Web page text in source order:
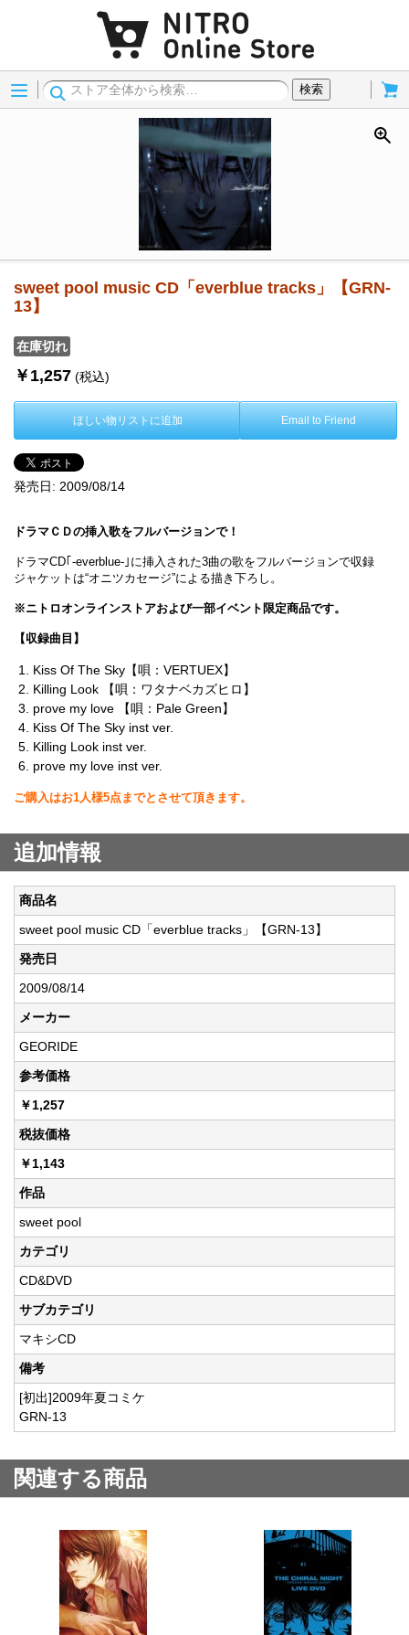
Menu
検索
sweet pool music CD「everblue tracks」【GRN-
13】
在庫切れ
￥1,257 (税込)
ほしい物リストに追加 Email to Friend
発売日: 2009/08/14
ドラマＣＤの挿入歌をフルバージョンで！
ドラマCD｢-everblue-｣に挿入された3曲の歌をフルバージョンで収録
ジャケットは“オニツカセージ”による描き下ろし。
※ニトロオンラインストアおよび一部イベント限定商品です。
【収録曲目】
Kiss Of The Sky【唄：VERTUEX】
Killing Look 【唄：ワタナベカズヒロ】
prove my love 【唄：Pale Green】
Kiss Of The Sky inst ver.
Killing Look inst ver.
prove my love inst ver.
ご購入はお1人様5点までとさせて頂きます。
追加情報
商品名
sweet pool music CD「everblue tracks」【GRN-13】
発売日
2009/08/14
メーカー
GEORIDE
参考価格
￥1,257
税抜価格
￥1,143
作品
sweet pool
カテゴリ
CD&DVD
サブカテゴリ
マキシCD
備考
[初出]2009年夏コミケ
GRN-13
関連する商品